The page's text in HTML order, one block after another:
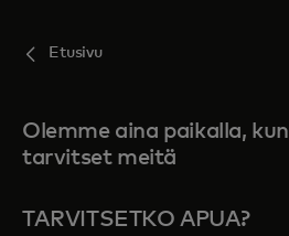
Etusivu
Olemme aina paikalla, kun
tarvitset meitä
TARVITSETKO APUA?